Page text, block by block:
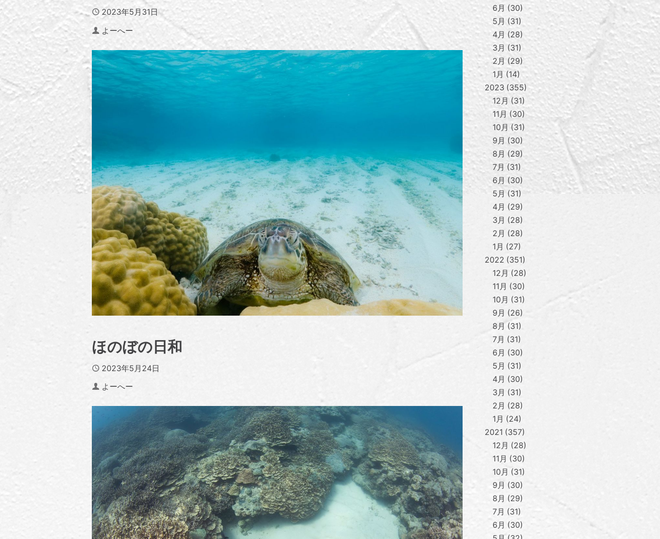
Published
2023年5月31日
Author
よーへー
ほのぼの日和
Published
2023年5月24日
Author
よーへー
6月
30
5月
31
4月
28
3月
31
2月
29
1月
14
2023 355
12月
31
11月
30
10月
31
9月
30
8月
29
7月
31
6月
30
5月
31
4月
29
3月
28
2月
28
1月
27
2022 351
12月
28
11月
30
10月
31
9月
26
8月 31
7月
31
6月
30
5月
31
4月
30
3月
31
2月
28
1月
24
2021 357
12月
28
11月
30
10月
31
9月
30
8月
29
7月
31
6月
30